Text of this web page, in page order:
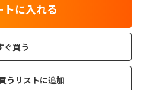
トに入れる
ぐ買う
うリストに追加